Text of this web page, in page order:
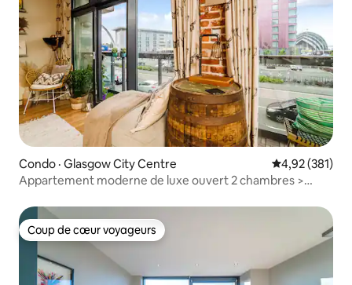
Condo · Glasgow City Centre Note
4,92 (381)
Appartement moderne de luxe ouvert 2 chambres >
Coup de cœur voyageurs
Coup de cœur voyageurs